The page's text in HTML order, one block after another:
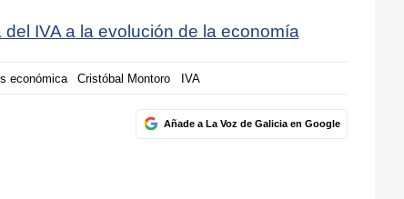
IVA a la evolución de la economía
económica Cristóbal Montoro IVA
Añade a La Voz de Galicia en Google